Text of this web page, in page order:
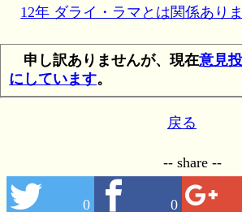
12年 ダライ・ラマとは関係あり
申し訳ありませんが、現在意見
にしています。
戻る
-- share --
0 0